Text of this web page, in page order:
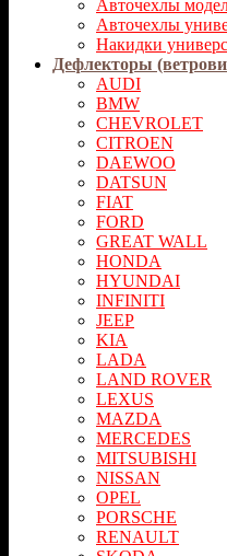
Авточехлы
Авточехлы
Накидки
Дефлекторы
AUDI
BMW
CHEVROLET
CITROEN
DAEWOO
DATSUN
FIAT
FORD
GREAT WALL
HONDA
HYUNDAI
INFINITI
JEEP
KIA
LADA
LAND ROVER
LEXUS
MAZDA
MERCEDES
MITSUBISHI
NISSAN
OPEL
PORSCHE
RENAULT